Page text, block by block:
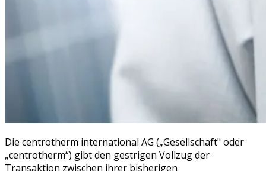
Die centrotherm international AG („Gesellschaft" oder
„centrotherm“) gibt den gestrigen Vollzug der
Transaktion zwischen ihrer bisherigen